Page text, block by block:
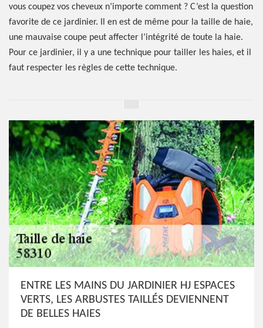
vous coupez vos cheveux n’importe comment ? C’est la question
favorite de ce jardinier. Il en est de même pour la taille de haie,
une mauvaise coupe peut affecter l’intégrité de toute la haie.
Pour ce jardinier, il y a une technique pour tailler les haies, et il
faut respecter les règles de cette technique.
ENTRE LES MAINS DU JARDINIER HJ ESPACES
VERTS, LES ARBUSTES TAILLÉS DEVIENNENT
DE BELLES HAIES